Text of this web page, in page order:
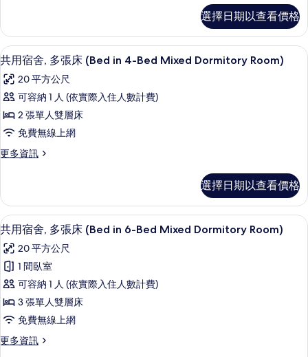
相
片
情
床
(Bed
in
5-
Bed
Mixed
Dormitory
Room)
的
相
片
宿
舍,
多
張
床
(Bed
5-
Bed
Dormitory
情
選擇日期以查看價格
顯
示
共
用
宿
多
床
(Bed
in
4-
Bed
Mixed
Dormitory
Room)
的
所
客房內保險箱、遮光布/窗簾、隔音、
7
共用宿舍, 多張床 (Bed in 4-Bed Mixed Dormitory Room)
20 平方公尺
可容納 1 人 (依實際入住人數計費)
2 張單人雙層床
免費無線上網
更多資訊
更
宿
舍,
多
張
床
(Bed
in
4-
Bed
Mixed
Dormitory
Room)
選擇日期以查看價格
顯
示
共
用
宿
舍,
張
客房內保險箱、遮光布/窗簾、隔音、
5
共用宿舍, 多張床 (Bed in 6-Bed Mixed Dormitory Room)
20 平方公尺
1 間臥室
可容納 1 人 (依實際入住人數計費)
3 張單人雙層床
免費無線上網
更多資訊
更